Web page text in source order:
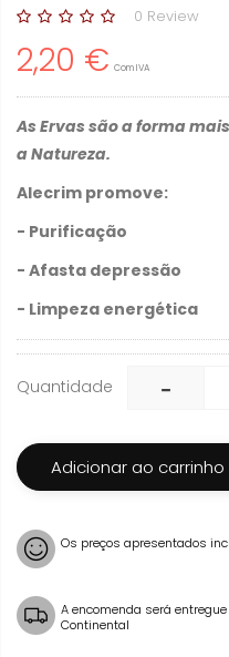
0 Review
2,20 € Com IVA
As Ervas são a forma
a Natureza.
Alecrim promove:
- Purificação
- Afasta depressão
- Limpeza energética
Quantidade
Adicionar ao carrinho
Os preços apresentados
A encomenda será
Continental